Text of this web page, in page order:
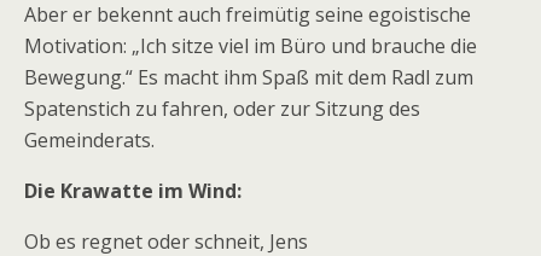
Aber er bekennt auch freimütig seine egoistische
Motivation: „Ich sitze viel im Büro und brauche die
Bewegung.“ Es macht ihm Spaß mit dem Radl zum
Spatenstich zu fahren, oder zur Sitzung des
Gemeinderats.
Die Krawatte im Wind:
Ob es regnet oder schneit, Jens